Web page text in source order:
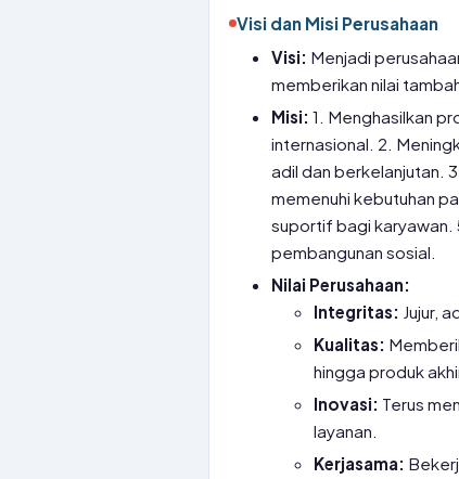
Visi dan Misi Perusahaan
Visi: Menjadi
memberikan nilai
Misi: 1. Menghasilkan
internasional. 2.
adil dan berkelanjutan.
memenuhi kebutuhan
suportif bagi karyawan.
pembangunan sosial.
Nilai Perusahaan:
Integritas: Jujur,
Kualitas:
hingga produk
Inovasi: Terus
layanan.
Kerjasama: